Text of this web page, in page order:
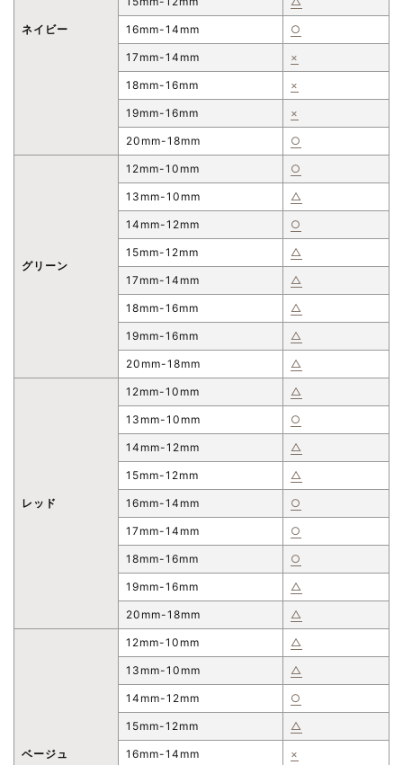
ネイビー 16mm-14mm ○
17mm-14mm ×
18mm-16mm ×
19mm-16mm ×
20mm-18mm ○
グリーン
12mm-10mm ○
13mm-10mm △
14mm-12mm ○
15mm-12mm △
17mm-14mm △
18mm-16mm △
19mm-16mm △
20mm-18mm △
レッド
12mm-10mm △
13mm-10mm ○
14mm-12mm △
15mm-12mm △
16mm-14mm ○
17mm-14mm ○
18mm-16mm ○
19mm-16mm △
20mm-18mm △
ベージュ
12mm-10mm △
13mm-10mm △
14mm-12mm ○
15mm-12mm △
16mm-14mm ×